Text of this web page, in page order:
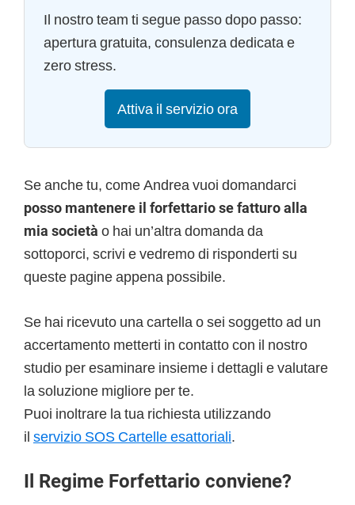
Il nostro team ti segue passo dopo passo:
apertura gratuita, consulenza dedicata e
zero stress.
Attiva il servizio ora
Se anche tu, come Andrea vuoi domandarci
posso mantenere il forfettario se fatturo alla
mia società o hai un’altra domanda da
sottoporci, scrivi e vedremo di risponderti su
queste pagine appena possibile.
Se hai ricevuto una cartella o sei soggetto ad un
accertamento metterti in contatto con il nostro
studio per esaminare insieme i dettagli e valutare
la soluzione migliore per te.
Puoi inoltrare la tua richiesta utilizzando
il servizio SOS Cartelle esattoriali.
Il Regime Forfettario conviene?